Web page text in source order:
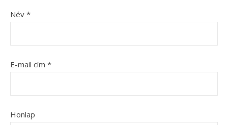
Név *
E-mail cím *
Honlap